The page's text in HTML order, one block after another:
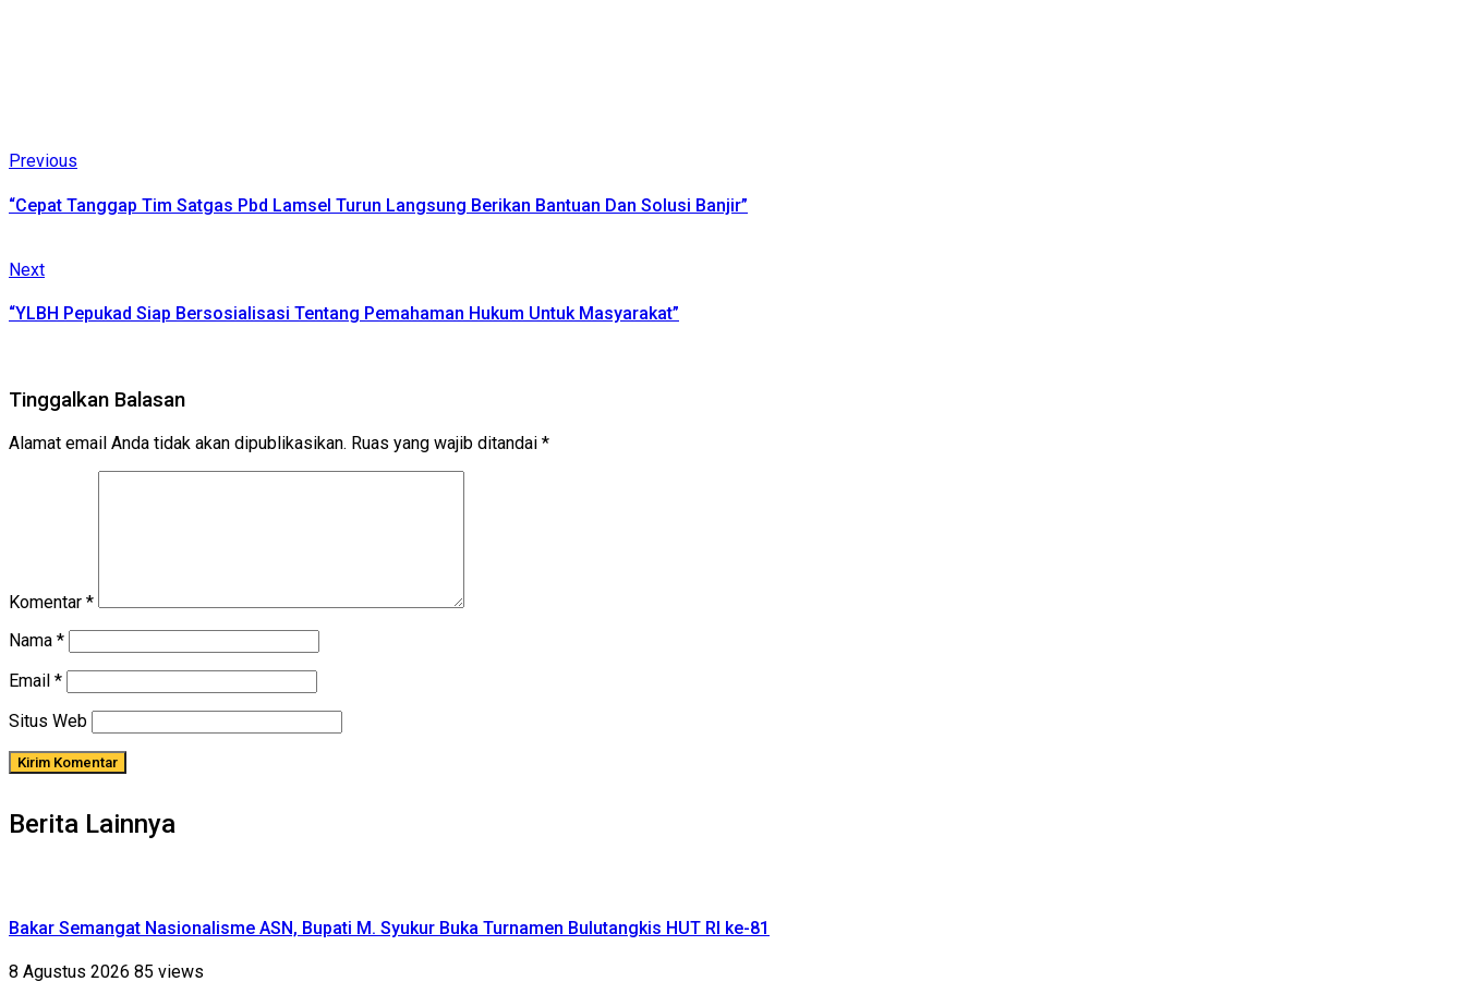
Continue
Reading
Previous
“Cepat Tanggap Tim Satgas Pbd Lamsel Turun Langsung Berikan Bantuan Dan Solusi Banjir”
NextNext
“YLBH Pepukad Siap Bersosialisasi Tentang Pemahaman Hukum Untuk Masyarakat”
Tinggalkan Balasan
Alamat email Anda tidak akan dipublikasikan. Ruas yang wajib ditandai *
Komentar *
Nama *
Email *
Situs Web
Berita Lainnya
Bakar Semangat Nasionalisme ASN, Bupati M. Syukur Buka Turnamen Bulutangkis HUT RI ke-81
8 Agustus 2026 85 views